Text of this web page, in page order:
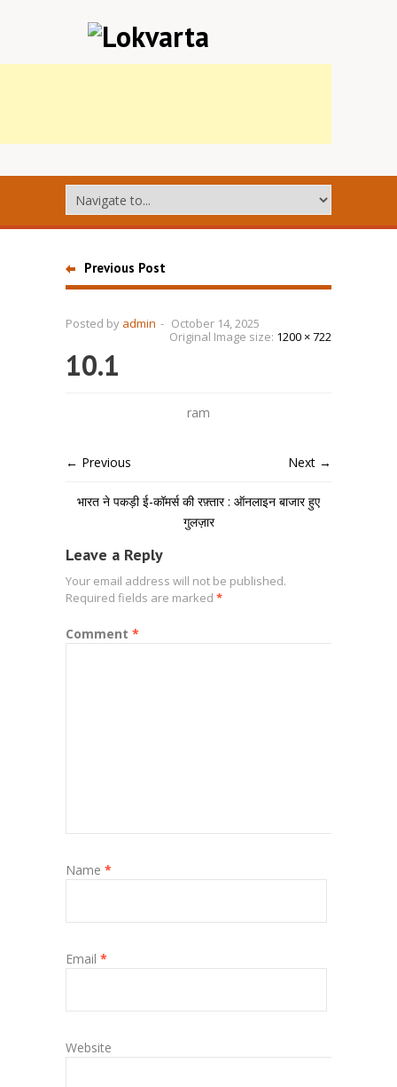
Previous Post
Posted by admin - October 14, 2025
Original Image size: 1200 × 722
10.1
ram
← Previous Next →
भारत ने पकड़ी ई-कॉमर्स की रफ़्तार : ऑनलाइन बाजार हुए
गुलज़ार
Leave a Reply
Your email address will not be published.
Required fields are marked *
Comment *
Name *
Email *
Website